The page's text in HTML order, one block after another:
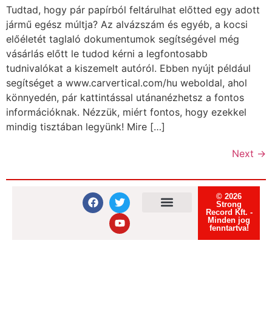
Tudtad, hogy pár papírból feltárulhat előtted egy adott
jármű egész múltja? Az alvázszám és egyéb, a kocsi
előéletét taglaló dokumentumok segítségével még
vásárlás előtt le tudod kérni a legfontosabb
tudnivalókat a kiszemelt autóról. Ebben nyújt például
segítséget a www.carvertical.com/hu weboldal, ahol
könnyedén, pár kattintással utánanézhetsz a fontos
információknak. Nézzük, miért fontos, hogy ezekkel
mindig tisztában legyünk! Mire […]
Next →
© 2026
Strong
Record Kft. -
Minden jog
fenntartva!